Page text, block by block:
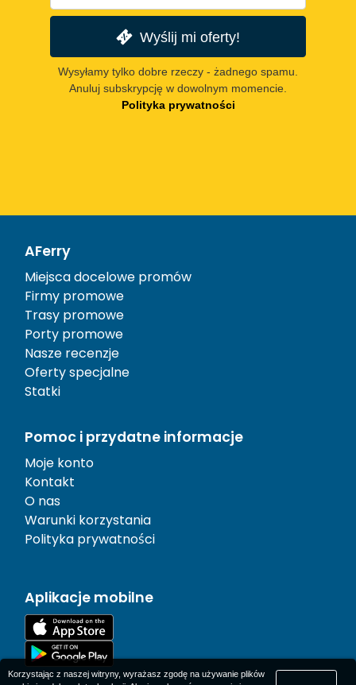
Wyślij mi oferty!
Wysyłamy tylko dobre rzeczy - żadnego spamu.
Anuluj subskrypcję w dowolnym momencie.
Polityka prywatności
AFerry
Miejsca docelowe promów
Firmy promowe
Trasy promowe
Porty promowe
Nasze recenzje
Oferty specjalne
Statki
Pomoc i przydatne informacje
Moje konto
Kontakt
O nas
Warunki korzystania
Polityka prywatności
Aplikacje mobilne
Korzystając z naszej witryny, wyrażasz zgodę na używanie plików